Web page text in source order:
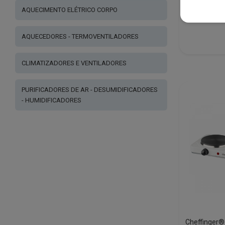
Cheffinger®
AQUECIMENTO ELÉTRICO CORPO
AQUECEDORES - TERMOVENTILADORES
CLIMATIZADORES E VENTILADORES
PURIFICADORES DE AR - DESUMIDIFICADORES
- HUMIDIFICADORES